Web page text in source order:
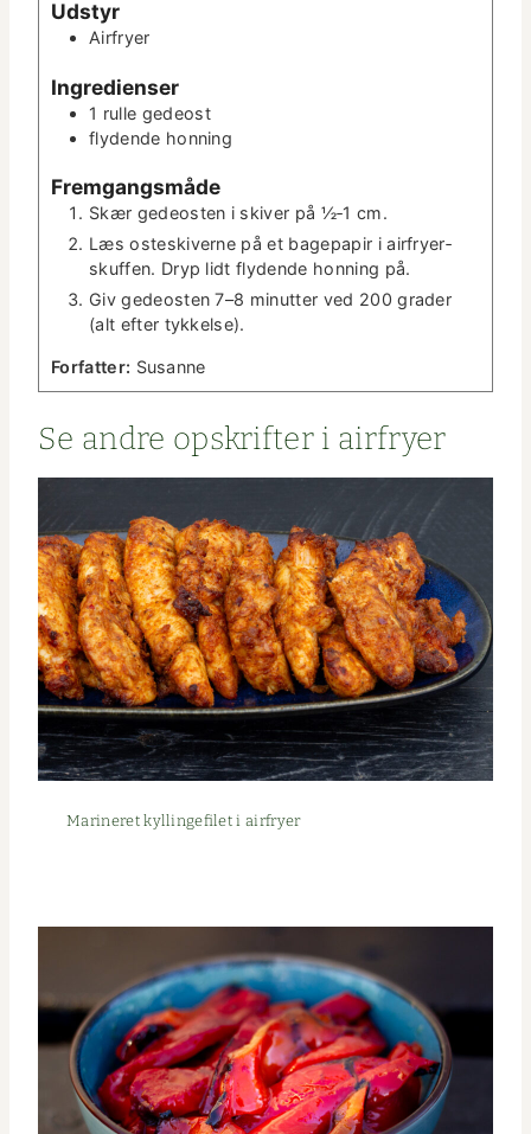
Udstyr
Air­fry­er
Ingre­di­enser
1 rulle gedeost
fly­dende honning
Frem­gangsmåde
Skær gedeosten i skiv­er på ½‑1 cm.
Læs osteskiverne på et bagepa­pir i air­fry­er­
skuf­fen. Dryp lidt fly­dende hon­ning på.
Giv gedeosten 7–8 min­ut­ter ved 200 grad­er
(alt efter tykkelse).
For­fat­ter: Susanne
Se andre opskrifter i airfryer
Marineret kyllinge­filet i airfryer